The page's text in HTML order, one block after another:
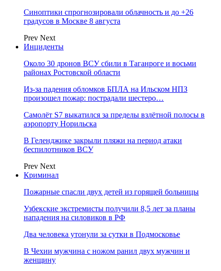
Синоптики спрогнозировали облачность и до +26
градусов в Москве 8 августа
Prev Next
Инциденты
Около 30 дронов ВСУ сбили в Таганроге и восьми
районах Ростовской области
Из-за падения обломков БПЛА на Ильском НПЗ
произошел пожар: пострадали шестеро…
Самолёт S7 выкатился за пределы взлётной полосы в
аэропорту Норильска
В Геленджике закрыли пляжи на период атаки
беспилотников ВСУ
Prev Next
Криминал
Пожарные спасли двух детей из горящей больницы
Узбекские экстремисты получили 8,5 лет за планы
нападения на силовиков в РФ
Два человека утонули за сутки в Подмосковье
В Чехии мужчина с ножом ранил двух мужчин и
женщину